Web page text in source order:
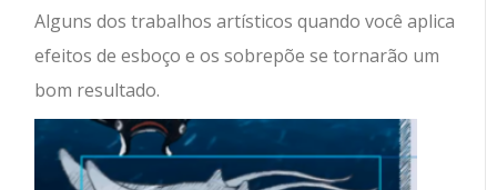
Alguns dos trabalhos artísticos quando você aplica
efeitos de esboço e os sobrepõe se tornarão um
bom resultado.